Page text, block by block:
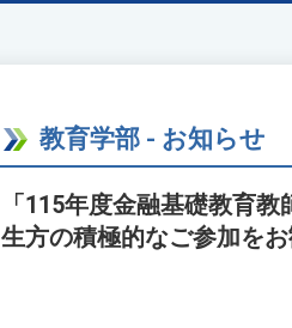
教育学部 - お知らせ
「115年度金融基礎教育
生方の積極的なご参加を